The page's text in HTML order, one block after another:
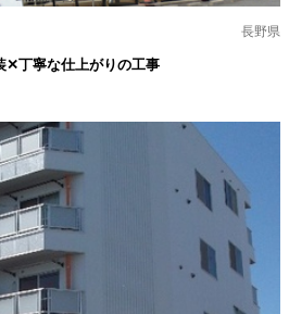
長野県
✕丁寧な仕上がりの工事